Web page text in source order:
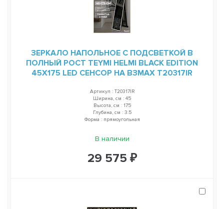
ЗЕРКАЛО НАПОЛЬНОЕ С ПОДСВЕТКОЙ В
ПОЛНЫЙ РОСТ TEYMI HELMI BLACK EDITION
45Х175 LED СЕНСОР НА ВЗМАХ T20317IR
Артикул : T20317IR
Ширина, см : 45
Высота, см : 175
Глубина, см : 3.5
Форма : прямоугольная
В наличии
29 575 ₽